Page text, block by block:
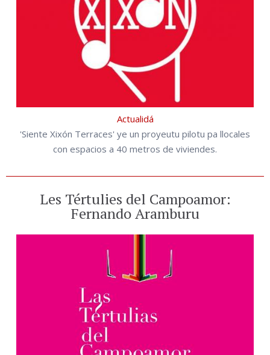
Actualidá
'Siente Xixón Terraces' ye un proyeutu pilotu pa llocales
con espacios a 40 metros de viviendes.
Les Tértulies del Campoamor:
Fernando Aramburu